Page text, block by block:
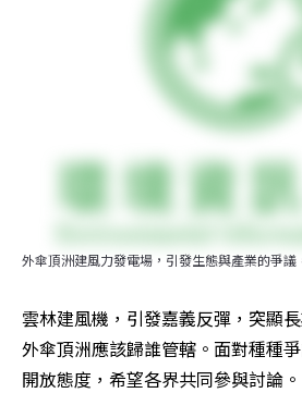
外傘頂洲建風力發電場，引發生態與產業的爭議
雲林建風機，引發嘉義反彈，突顯
外傘頂洲應該歸誰管轄。面對種種
開放態度，希望各界共同參與討論。